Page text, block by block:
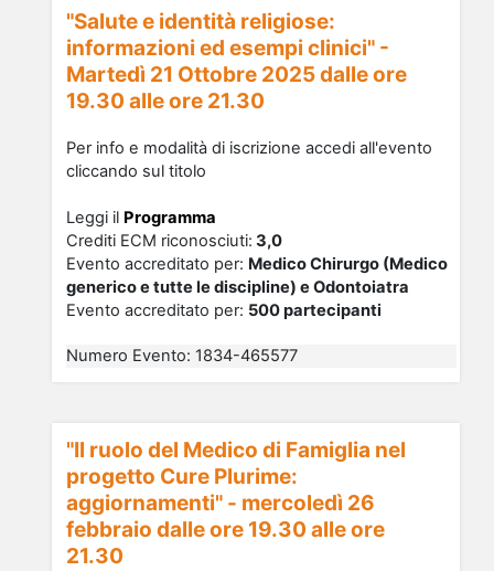
"Salute e identità religiose:
informazioni ed esempi clinici" -
Martedì 21 Ottobre 2025 dalle ore
19.30 alle ore 21.30
Per info e modalità di iscrizione accedi all'evento
cliccando sul titolo
Leggi il Programma
Crediti ECM riconosciuti: 3,0
Evento accreditato per: Medico Chirurgo (Medico
generico e tutte le discipline) e Odontoiatra
Evento accreditato per: 500 partecipanti
Numero Evento: 1834-465577
"Il ruolo del Medico di Famiglia nel
progetto Cure Plurime:
aggiornamenti" - mercoledì 26
febbraio dalle ore 19.30 alle ore
21.30